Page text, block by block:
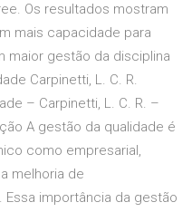
Os resultados mostram
mais capacidade para
maior gestão da disciplina
Carpinetti, L. C. R.
– Carpinetti, L. C. R. –
A gestão da qualidade é
como empresarial,
melhoria de
importância da gestão